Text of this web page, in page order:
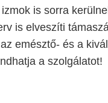
is sorra
is elveszíti
emésztő- és a
a szolgálatot!